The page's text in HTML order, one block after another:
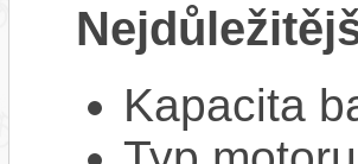
Kapacita